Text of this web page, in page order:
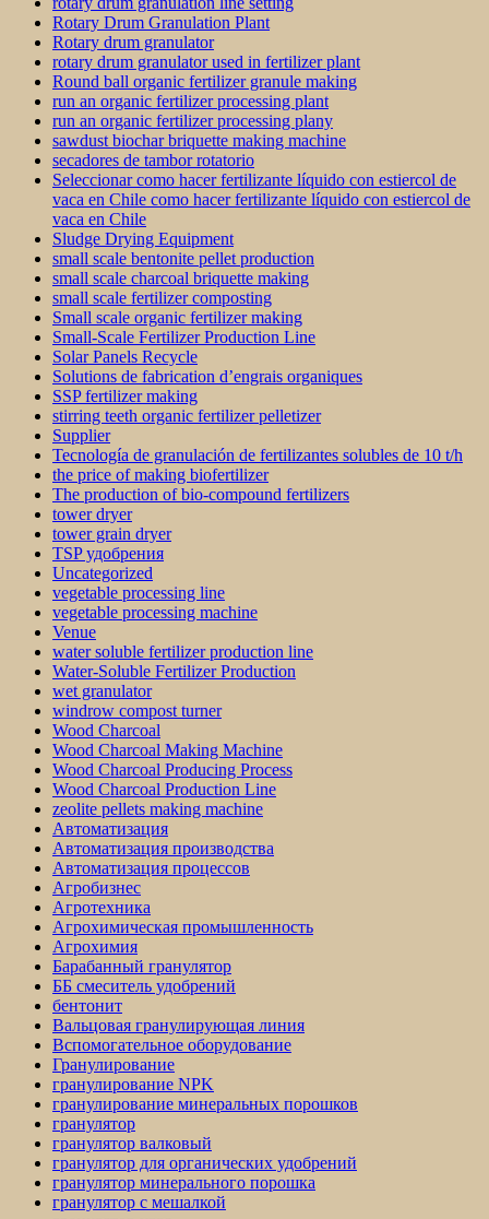
Rotary Drum Granulation Plant
Rotary drum granulator
rotary drum granulator used in fertilizer plant
Round ball organic fertilizer granule making
run an organic fertilizer processing plant
run an organic fertilizer processing plany
sawdust biochar briquette making machine
secadores de tambor rotatorio
Seleccionar como hacer fertilizante líquido con estiercol de
vaca en Chile como hacer fertilizante líquido con estiercol de
vaca en Chile
Sludge Drying Equipment
small scale bentonite pellet production
small scale charcoal briquette making
small scale fertilizer composting
Small scale organic fertilizer making
Small-Scale Fertilizer Production Line
Solar Panels Recycle
Solutions de fabrication d’engrais organiques
SSP fertilizer making
stirring teeth organic fertilizer pelletizer
Supplier
Tecnología de granulación de fertilizantes solubles de 10 t/h
the price of making biofertilizer
The production of bio-compound fertilizers
tower dryer
tower grain dryer
TSP удобрения
Uncategorized
vegetable processing line
vegetable processing machine
Venue
water soluble fertilizer production line
Water-Soluble Fertilizer Production
wet granulator
windrow compost turner
Wood Charcoal
Wood Charcoal Making Machine
Wood Charcoal Producing Process
Wood Charcoal Production Line
zeolite pellets making machine
Автоматизация
Автоматизация производства
Автоматизация процессов
Агробизнес
Агротехника
Агрохимическая промышленность
Агрохимия
Барабанный гранулятор
ББ смеситель удобрений
бентонит
Вальцовая гранулирующая линия
Вспомогательное оборудование
Гранулирование
гранулирование NPK
гранулирование минеральных порошков
гранулятор
гранулятор валковый
гранулятор для органических удобрений
гранулятор минерального порошка
гранулятор с мешалкой